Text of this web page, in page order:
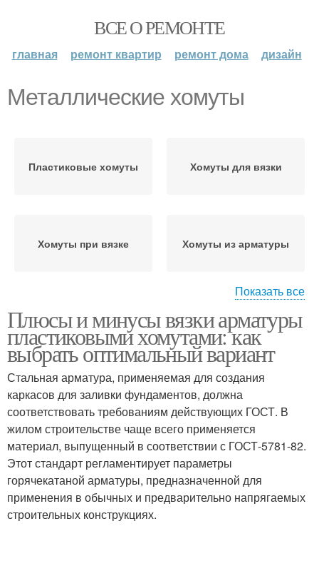
ВСЕ О РЕМОНТЕ
главная ремонт квартир ремонт дома дизайн
Металлические хомуты
Пластиковые хомуты Хомуты для вязки
Хомуты при вязке Хомуты из арматуры
Хомуты в сравнении Хомуты на прочность
Показать все
Плюсы и минусы вязки арматуры
пластиковыми хомутами: как
выбрать оптимальный вариант
Стальная арматура, применяемая для создания
каркасов для заливки фундаментов, должна
соответствовать требованиям действующих ГОСТ. В
жилом строительстве чаще всего применяется
материал, выпущенный в соответствии с ГОСТ-5781-82.
Этот стандарт регламентирует параметры
горячекатаной арматуры, предназначенной для
применения в обычных и предварительно напрягаемых
строительных конструкциях.